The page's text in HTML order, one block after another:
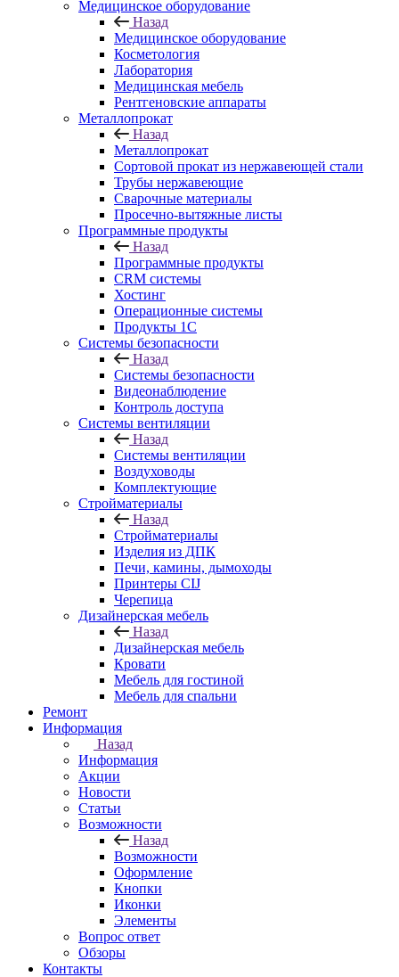
Медицинское оборудование
Назад
Медицинское оборудование
Косметология
Лаборатория
Медицинская мебель
Рентгеновские аппараты
Металлопрокат
Назад
Металлопрокат
Сортовой прокат из нержавеющей стали
Трубы нержавеющие
Сварочные материалы
Просечно-вытяжные листы
Программные продукты
Назад
Программные продукты
CRM системы
Хостинг
Операционные системы
Продукты 1С
Системы безопасности
Назад
Системы безопасности
Видеонаблюдение
Контроль доступа
Системы вентиляции
Назад
Системы вентиляции
Воздуховоды
Комплектующие
Стройматериалы
Назад
Стройматериалы
Изделия из ДПК
Печи, камины, дымоходы
Принтеры CIJ
Черепица
Дизайнерская мебель
Назад
Дизайнерская мебель
Кровати
Мебель для гостиной
Мебель для спальни
Ремонт
Информация
Назад
Информация
Акции
Новости
Статьи
Возможности
Назад
Возможности
Оформление
Кнопки
Иконки
Элементы
Вопрос ответ
Обзоры
Контакты